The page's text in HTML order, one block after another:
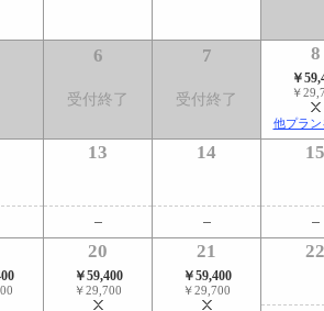
6
受付終了
7
受付終了
8
￥
￥
他プラン
13 14 15
20
￥59,400
￥29,700
21
￥59,400
￥29,700
22